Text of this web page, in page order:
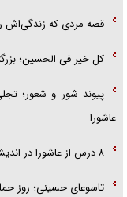
قصه مردی که زندگی‌اش
کل خیر فی الحسین؛
پیوند شور و شعور؛
عاشورا
۸ درس از عاشورا در اندیشه رهبر شهید انقلاب اسلامی
تاسوعای حسینی؛ روز